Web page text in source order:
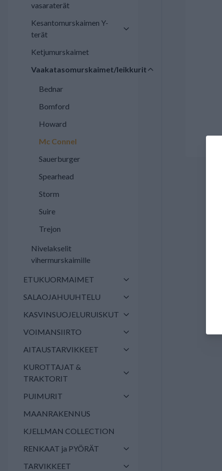
vasaraterät
Kesantomurskaimen Y-
terät
Ketjumurskaimet
Vaakatasomurskaimet/leikkurit
Bednar
Bomford
Howard
Mc Connel
Sauerburger
Spearhead
Storm
Suire
Trejon
Nivelakselit
vihermurskaimille
ETUKUORMAIMET
SALAOJAHUUHTELU
KASVINSUOJELURUISKUT
VOIMANSIIRTO
AITAUSTARVIKKEET
KUROTTAJAT &
TRAKTORIT
PUIMURIT
MAANRAKENNUS
KJELLMAN COLLECTION
RENKAAT ja PYÖRÄT
TARVIKKEET